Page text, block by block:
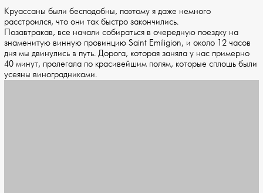
Круассаны были бесподобны, поэтому я даже немного
расстроился, что они так быстро закончились.
Позавтракав, все начали собираться в очередную поездку на
знаменитую винную провинцию Saint Emiligion, и около 12 часов
дня мы двинулись в путь. Дорога, которая заняла у нас примерно
40 минут, пролегала по красивейшим полям, которые сплошь были
усеяны виноградниками.